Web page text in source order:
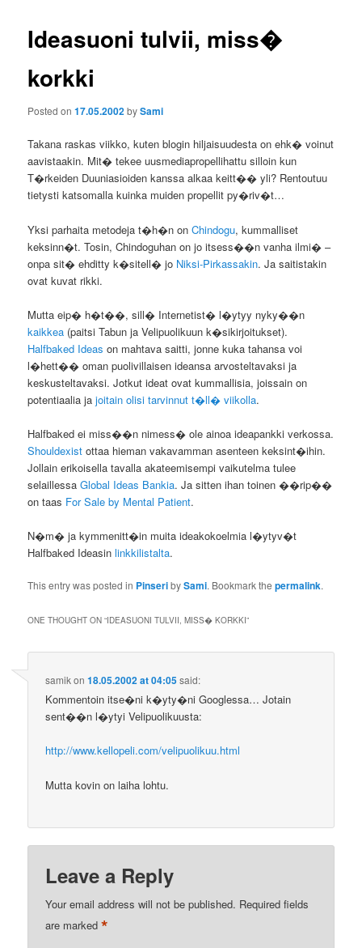
Ideasuoni tulvii, miss�
korkki
Posted on17.05.2002bySami
Takana raskas viikko, kuten blogin hiljaisuudesta on ehk� voinut
aavistaakin. Mit� tekee uusmediapropellihattu silloin kun
T�rkeiden Duuniasioiden kanssa alkaa keitt�� yli? Rentoutuu
tietysti katsomalla kuinka muiden propellit py�riv�t…
Yksi parhaita metodeja t�h�n onChindogu, kummalliset
keksinn�t. Tosin, Chindoguhan on jo itsess��n vanha ilmi� –
onpa sit� ehditty k�sitell� jo Niksi-Pirkassakin. Ja saitistakin
ovat kuvat rikki.
Mutta eip� h�t��, sill� Internetist� l�ytyy nyky��n
kaikkea (paitsi Tabun ja Velipuolikuun k�sikirjoitukset).
Halfbaked Ideas on mahtava saitti, jonne kuka tahansa voi
l�hett�� oman puolivillaisen ideansa arvosteltavaksi ja
keskusteltavaksi. Jotkut ideat ovat kummallisia, joissain on
potentiaalia jajoitain olisi tarvinnut t�ll� viikolla.
Halfbaked ei miss��n nimess� ole ainoa ideapankki verkossa.
Shouldexist ottaa hieman vakavamman asenteen keksint�ihin.
Jollain erikoisella tavalla akateemisempi vaikutelma tulee
selaillessaGlobal Ideas Bankia. Ja sitten ihan toinen ��rip��
on taas For Sale by Mental Patient.
N�m� ja kymmenitt�in muita ideakokoelmia l�ytyv�t
Halfbaked Ideasinlinkkilistalta.
This entry was posted in PinseribySami. Bookmark thepermalink.
ONE THOUGHT ON “IDEASUONI TULVII, MISS� KORKKI”
samikon18.05.2002 at 04:05said:
Kommentoin itse�ni k�yty�ni Googlessa… Jotain
sent��n l�ytyi Velipuolikuusta:
http://www.kellopeli.com/velipuolikuu.html
Mutta kovin on laiha lohtu.
Leave a Reply
Your email address will not be published. Required fields
are marked*